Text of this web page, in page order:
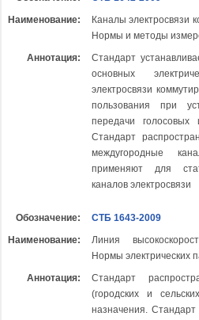
Наименование:
Каналы электросвязи
Нормы и методы
Аннотация:
Стандарт
основных
электросвязи
пользования при
передачи голосовых
Стандарт
междугородные
применяют для
каналов электросвязи
Обозначение:
СТБ 1643-2009
Наименование:
Линия
Нормы электрических
Аннотация:
Стандарт
(городских и
назначения.